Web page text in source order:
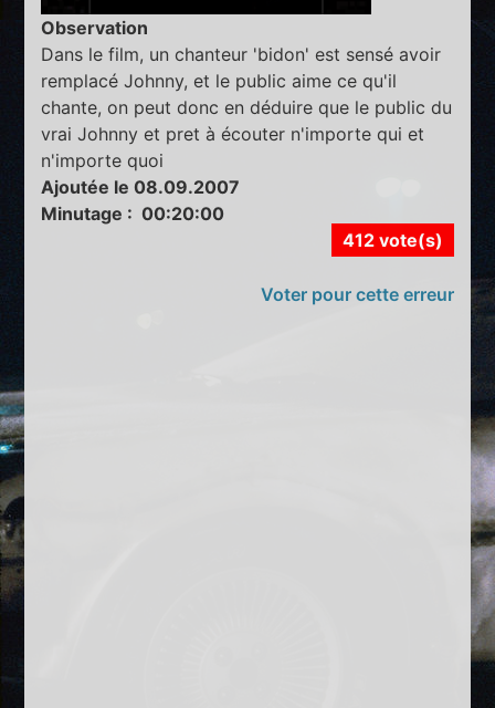
Observation
Dans le film, un chanteur 'bidon' est sensé avoir
remplacé Johnny, et le public aime ce qu'il
chante, on peut donc en déduire que le public du
vrai Johnny et pret à écouter n'importe qui et
n'importe quoi
Ajoutée le 08.09.2007
Minutage : 00:20:00
412 vote(s)
Voter pour cette erreur